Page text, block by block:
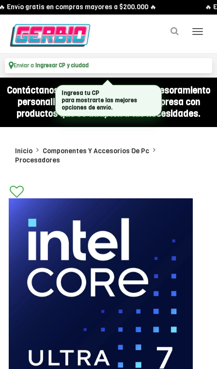
Envío gratis en compras mayores a $200.000 🔥 🔥
Enviar a Ingresar CP y ciudad
Contáctanos por WhatsApp y recibí asesoramiento
personalizado para equipar a tu empresa con
productos que se adapten a tus necesidades.
Inicio
Componentes Y Accesorios De Pc
Procesadores